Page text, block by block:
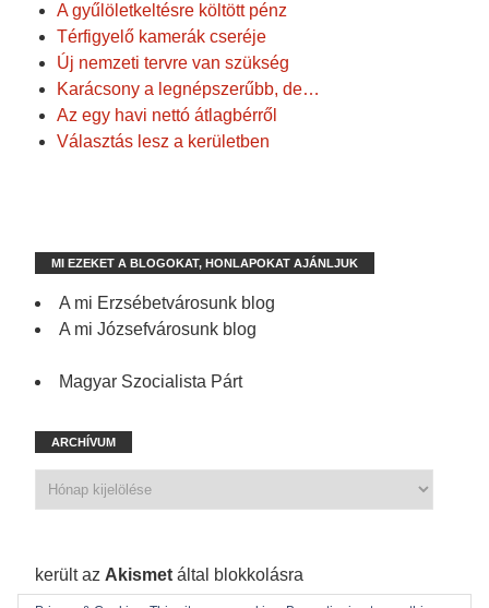
A gyűlöletkeltésre költött pénz
Térfigyelő kamerák cseréje
Új nemzeti tervre van szükség
Karácsony a legnépszerűbb, de…
Az egy havi nettó átlagbérről
Választás lesz a kerületben
MI EZEKET A BLOGOKAT, HONLAPOKAT AJÁNLJUK
A mi Erzsébetvárosunk blog
A mi Józsefvárosunk blog
Magyar Szocialista Párt
ARCHÍVUM
került az Akismet által blokkolásra